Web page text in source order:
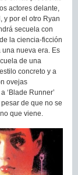
actores delante,
y por el otro Ryan
secuela con
la ciencia-ficción
nueva era. Es
de una
concreto y a
ovejas
‘Blade Runner’
de que no se
que viene.